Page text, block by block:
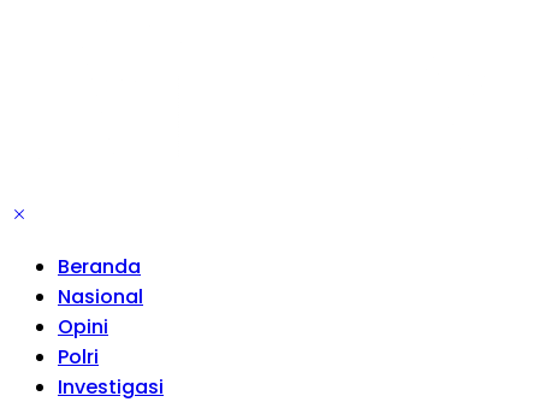
Beranda
Nasional
Opini
Polri
Investigasi